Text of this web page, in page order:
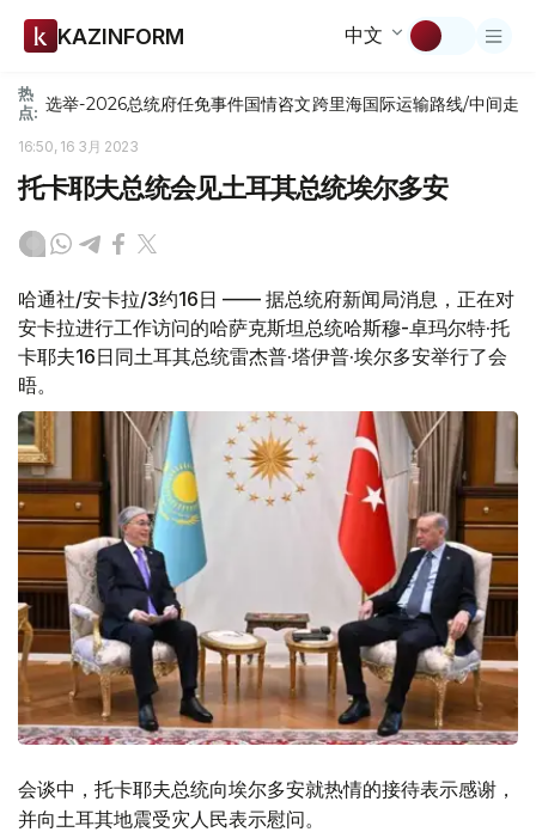
KAZINFORM 中文
热
点: 选举-2026总统府任免事件国情咨文跨里海国际运输路线/中间走廊
16:50, 16 3月 2023
托卡耶夫总统会见土耳其总统埃尔多安
哈通社/安卡拉/3约16日 —— 据总统府新闻局消息，正在对
安卡拉进行工作访问的哈萨克斯坦总统哈斯穆-卓玛尔特·托
卡耶夫16日同土耳其总统雷杰普·塔伊普·埃尔多安举行了会
晤。
会谈中，托卡耶夫总统向埃尔多安就热情的接待表示感谢，
并向土耳其地震受灾人民表示慰问。